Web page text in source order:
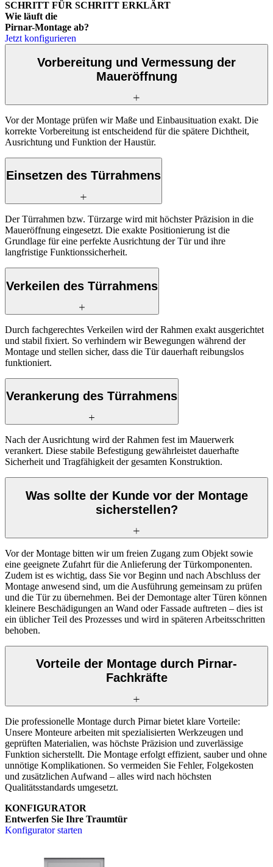
SCHRITT FÜR SCHRITT ERKLÄRT
Wie läuft die
Pirnar-Montage ab?
Jetzt konfigurieren
Vorbereitung und Vermessung der
Maueröffnung
Vor der Montage prüfen wir Maße und Einbausituation exakt. Die
korrekte Vorbereitung ist entscheidend für die spätere Dichtheit,
Ausrichtung und Funktion der Haustür.
Einsetzen des Türrahmens
Der Türrahmen bzw. Türzarge wird mit höchster Präzision in die
Maueröffnung eingesetzt. Die exakte Positionierung ist die
Grundlage für eine perfekte Ausrichtung der Tür und ihre
langfristige Funktionssicherheit.
Verkeilen des Türrahmens
Durch fachgerechtes Verkeilen wird der Rahmen exakt ausgerichtet
und stabil fixiert. So verhindern wir Bewegungen während der
Montage und stellen sicher, dass die Tür dauerhaft reibungslos
funktioniert.
Verankerung des Türrahmens
Nach der Ausrichtung wird der Rahmen fest im Mauerwerk
verankert. Diese stabile Befestigung gewährleistet dauerhafte
Sicherheit und Tragfähigkeit der gesamten Konstruktion.
Was sollte der Kunde vor der Montage
sicherstellen?
Vor der Montage bitten wir um freien Zugang zum Objekt sowie
eine geeignete Zufahrt für die Anlieferung der Türkomponenten.
Zudem ist es wichtig, dass Sie vor Beginn und nach Abschluss der
Montage anwesend sind, um die Ausführung gemeinsam zu prüfen
und die Tür zu übernehmen. Bei der Demontage alter Türen können
kleinere Beschädigungen an Wand oder Fassade auftreten – dies ist
ein üblicher Teil des Prozesses und wird in späteren Arbeitsschritten
behoben.
Vorteile der Montage durch Pirnar-
Fachkräfte
Die professionelle Montage durch Pirnar bietet klare Vorteile:
Unsere Monteure arbeiten mit spezialisierten Werkzeugen und
geprüften Materialien, was höchste Präzision und zuverlässige
Funktion sicherstellt. Die Montage erfolgt effizient, sauber und ohne
unnötige Komplikationen. So vermeiden Sie Fehler, Folgekosten
und zusätzlichen Aufwand – alles wird nach höchsten
Qualitätsstandards umgesetzt.
KONFIGURATOR
Entwerfen Sie Ihre Traumtür
Konfigurator starten